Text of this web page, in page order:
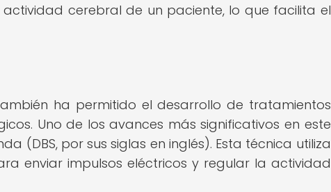
cerebral de un paciente, lo que facilita el
ha permitido el desarrollo de tratamientos
Uno de los avances más significativos en este
(DBS, por sus siglas en inglés). Esta técnica utiliza
enviar impulsos eléctricos y regular la actividad